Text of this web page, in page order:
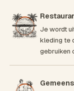
Je wordt
kleding te
gebruiken